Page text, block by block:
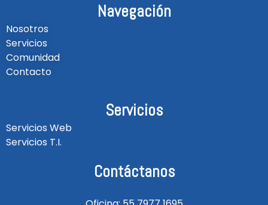
Navegación
Nosotros
Servicios
Comunidad
Contacto
Servicios
Servicios Web
Servicios T.I.
Contáctanos